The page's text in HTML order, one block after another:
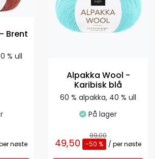
Brent
% ull
nøste
Alpakka Wool -
Karibisk blå
60 % alpakka, 40 % ull
På lager
99,00
49,50 -50 % / per nøste